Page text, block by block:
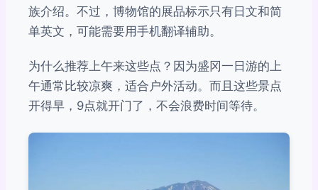
族介绍。不过，博物馆的展品标示只有日文和简
单英文，可能需要用手机翻译辅助。
为什么推荐上午来这些点？因为盛冈一日游的上
午通常比较凉爽，适合户外活动。而且这些景点
开得早，9点就开门了，不会浪费时间等待。